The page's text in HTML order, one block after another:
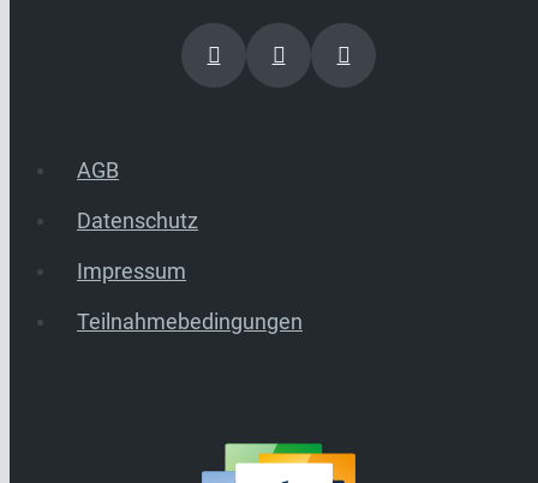
AGB
Datenschutz
Impressum
Teilnahmebedingungen